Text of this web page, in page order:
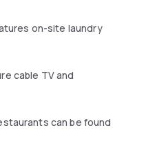
on-site laundry
cable TV and
can be found